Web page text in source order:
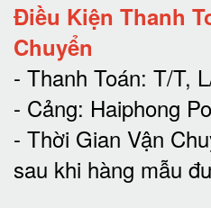
Điều Kiện Thanh
Chuyển
- Thanh Toán: T/T,
- Cảng: Haiphong
- Thời Gian Vận
sau khi hàng mẫu